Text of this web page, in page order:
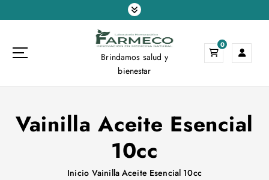
a
a
Brindamos salud y
bienestar
0
Vainilla Aceite Esencial
10cc
Inicio Vainilla Aceite Esencial 10cc